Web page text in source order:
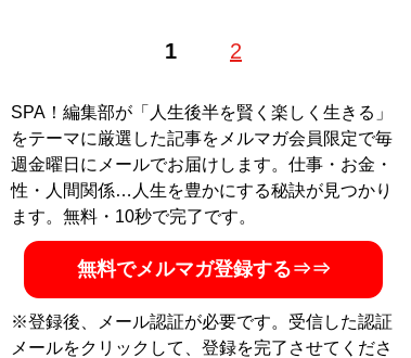
1 2
SPA！編集部が「人生後半を賢く楽しく生きる」
をテーマに厳選した記事をメルマガ会員限定で毎
週金曜日にメールでお届けします。仕事・お金・
性・人間関係…人生を豊かにする秘訣が見つかり
ます。無料・10秒で完了です。
無料でメルマガ登録する⇒⇒
※登録後、メール認証が必要です。受信した認証
メールをクリックして、登録を完了させてくださ